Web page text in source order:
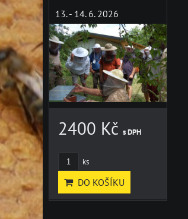
13. - 14. 6. 2026
2400 Kč s DPH
ks
DO KOŠÍKU